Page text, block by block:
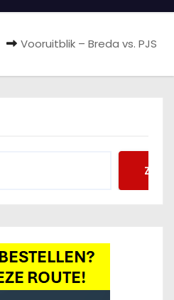
Vooruitblik – Breda vs. PJS